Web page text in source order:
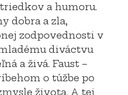
a humoru.
dobra a zla,
zodpovednosti v
diváctvu
a živá. Faust –
o túžbe po
života. A tej